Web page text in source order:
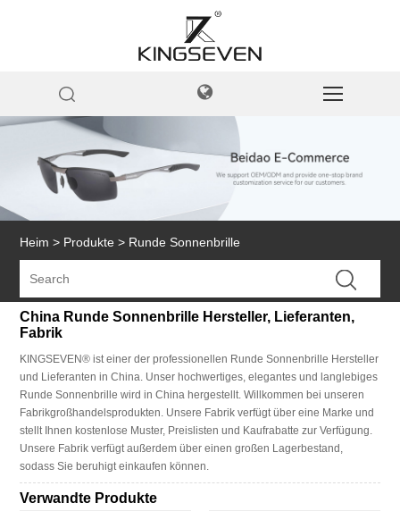
Heim > Produkte > Runde Sonnenbrille
China Runde Sonnenbrille Hersteller, Lieferanten,
Fabrik
KINGSEVEN® ist einer der professionellen Runde Sonnenbrille Hersteller
und Lieferanten in China. Unser hochwertiges, elegantes und langlebiges
Runde Sonnenbrille wird in China hergestellt. Willkommen bei unseren
Fabrikgroßhandelsprodukten. Unsere Fabrik verfügt über eine Marke und
stellt Ihnen kostenlose Muster, Preislisten und Kaufrabatte zur Verfügung.
Unsere Fabrik verfügt außerdem über einen großen Lagerbestand,
sodass Sie beruhigt einkaufen können.
Verwandte Produkte